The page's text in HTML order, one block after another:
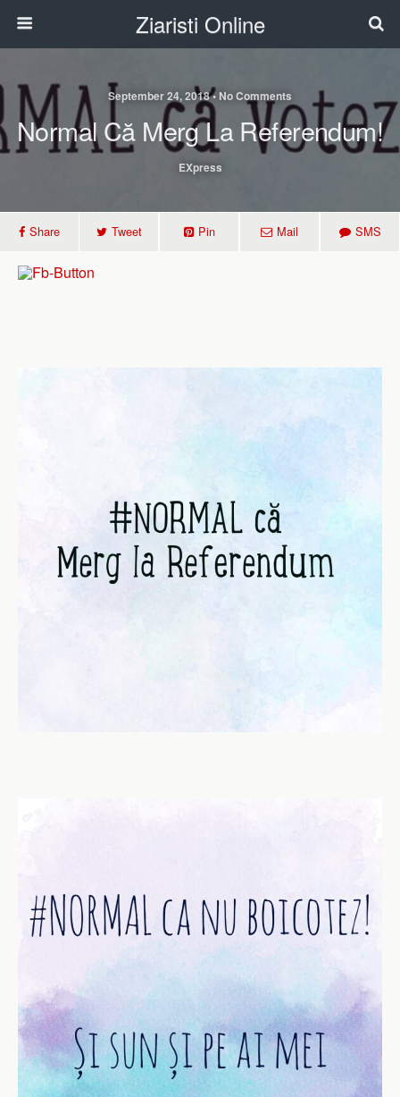
Ziaristi Online
September 24, 2018 • No Comments
Normal Că Merg La Referendum!
EXpress
Share Tweet Pin Mail SMS